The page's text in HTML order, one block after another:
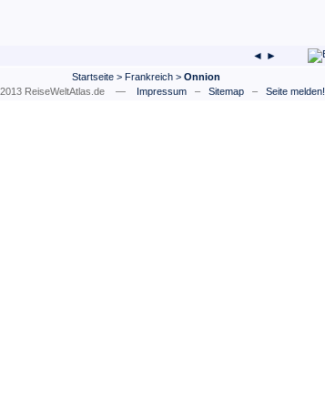
◄ ►
Startseite> Frankreich> Onnion
ReiseWeltAtlas.de —
Impressum– Sitemap– Seite melden!